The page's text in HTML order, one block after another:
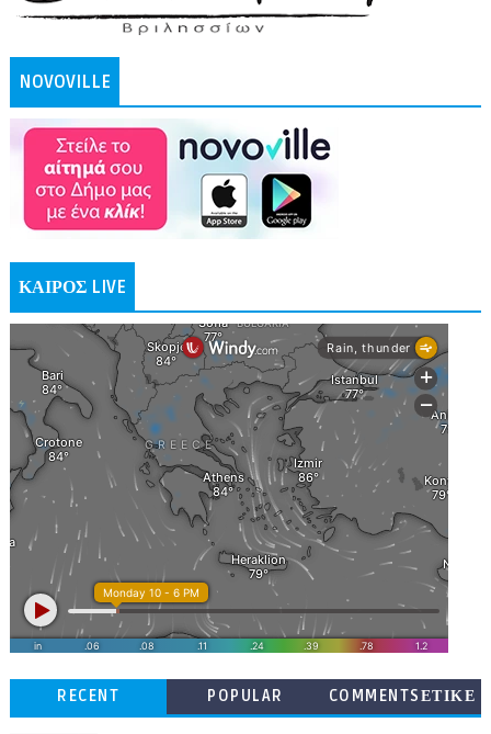
NOVOVILLE
ΚΑΙΡΟΣ LIVE
RECENT POPULAR
COMMENTSΕΤΙΚΕ